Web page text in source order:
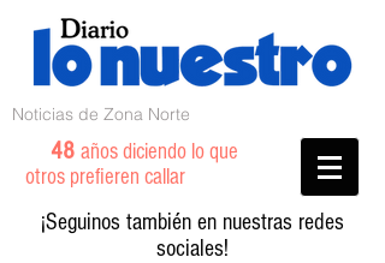
Noticias de Zona Norte
48 años diciendo lo que
otros prefieren callar
¡Seguinos también en nuestras redes
sociales!